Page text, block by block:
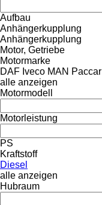
Aufbau
Anhängerkupplung
Anhängerkupplung
Motor, Getriebe
Motormarke
DAF Iveco MAN Paccar
alle anzeigen
Motormodell
Motorleistung
PS
Kraftstoff
Diesel
alle anzeigen
Hubraum